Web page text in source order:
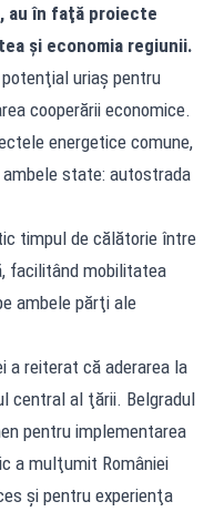
au în faţă proiecte
şi economia regiunii.
uriaş pentru
cooperării economice.
energetice comune,
state: autostrada
timpul de călătorie între
facilitând mobilitatea
ambele părţi ale
a reiterat că aderarea la
central al ţării. Belgradul
pentru implementarea
a mulţumit României
şi pentru experienţa